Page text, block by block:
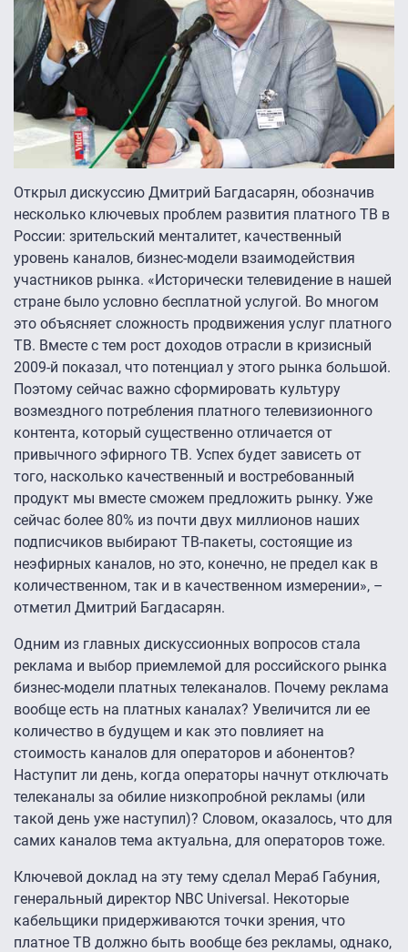
Открыл дискуссию Дмитрий Багдасарян, обозначив
несколько ключевых проблем развития платного ТВ в
России: зрительский менталитет, качественный
уровень каналов, бизнес-модели взаимодействия
участников рынка. «Исторически телевидение в нашей
стране было условно бесплатной услугой. Во многом
это объясняет сложность продвижения услуг платного
ТВ. Вместе с тем рост доходов отрасли в кризисный
2009-й показал, что потенциал у этого рынка большой.
Поэтому сейчас важно сформировать культуру
возмездного потребления платного телевизионного
контента, который существенно отличается от
привычного эфирного ТВ. Успех будет зависеть от
того, насколько качественный и востребованный
продукт мы вместе сможем предложить рынку. Уже
сейчас более 80% из почти двух миллионов наших
подписчиков выбирают ТВ-пакеты, состоящие из
неэфирных каналов, но это, конечно, не предел как в
количественном, так и в качественном измерении», –
отметил Дмитрий Багдасарян.
Одним из главных дискуссионных вопросов стала
реклама и выбор приемлемой для российского рынка
бизнес-модели платных телеканалов. Почему реклама
вообще есть на платных каналах? Увеличится ли ее
количество в будущем и как это повлияет на
стоимость каналов для операторов и абонентов?
Наступит ли день, когда операторы начнут отключать
телеканалы за обилие низкопробной рекламы (или
такой день уже наступил)? Словом, оказалось, что для
самих каналов тема актуальна, для операторов тоже.
Ключевой доклад на эту тему сделал Мераб Габуния,
генеральный директор NBC Universal. Некоторые
кабельщики придерживаются точки зрения, что
платное ТВ должно быть вообще без рекламы, однако,